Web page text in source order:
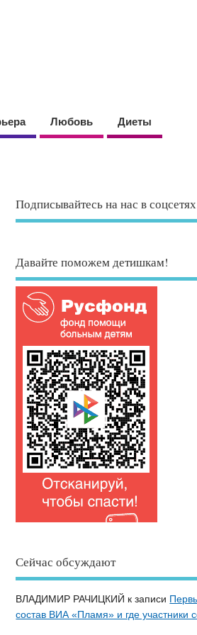
Любовь Диеты
Подписывайтесь на нас в соцсетях
Давайте поможем детишкам!
Сейчас обсуждают
ВЛАДИМИР РАЧИЦКИЙ к записи
состав ВИА «Пламя» и где участники